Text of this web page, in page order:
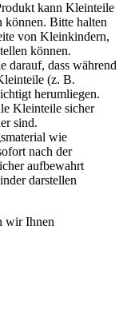
kann Kleinteile
können. Bitte halten
von Kleinkindern,
können.
darauf, dass während
(z. B.
herumliegen.
Kleinteile sicher
sind.
wie
nach der
aufbewahrt
darstellen
wir Ihnen